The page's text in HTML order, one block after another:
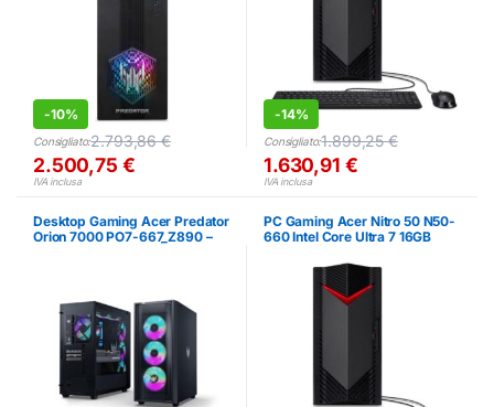
-10%
Consigliato:2.793,86€
2.500,75 €
IVA inclusa
-14%
Consigliato:1.899,25€
1.630,91 €
IVA inclusa
Desktop Gaming Acer Predator
Orion 7000 PO7-667_Z890 –
PC Gaming Acer Nitro 50 N50-
660 Intel Core Ultra 7 16GB